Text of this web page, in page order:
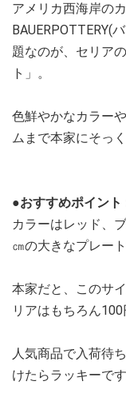
アメリカ西海岸の
BAUERPOTTERY(
題なのが、セリア
ト」。
色鮮やかなカラー
ムまで本家にそっ
●おすすめポイント
カラーはレッド、
㎝の大きなプレート
本家だと、このサ
リアはもちろん100
人気商品で入荷待
けたらラッキーです